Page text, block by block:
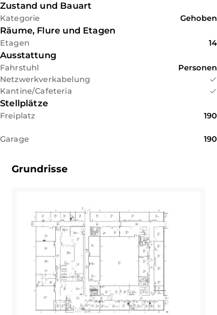
Zustand und Bauart
Kategorie Gehoben
Räume, Flure und Etagen
Etagen 14
Ausstattung
Fahrstuhl
Personen
Netzwerkverkabelung
Kantine/Cafeteria
Stellplätze
Freiplatz 190
Garage 190
Grundrisse